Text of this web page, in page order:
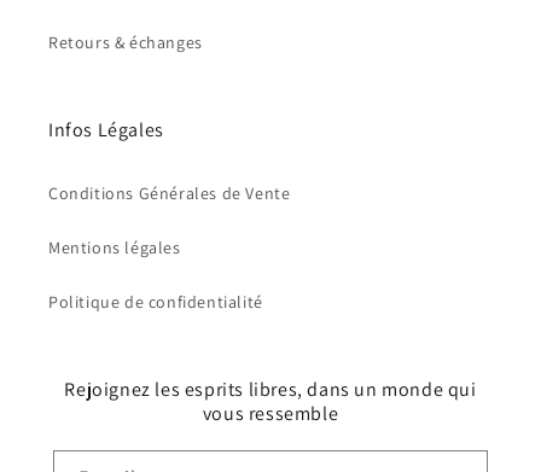
Retours & échanges
Infos Légales
Conditions Générales de Vente
Mentions légales
Politique de confidentialité
Rejoignez les esprits libres, dans un monde qui
vous ressemble